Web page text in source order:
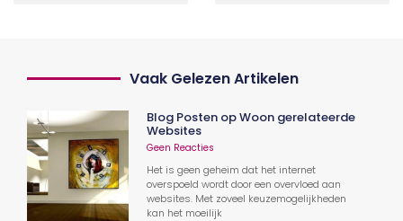
Vaak Gelezen Artikelen
Blog Posten op Woon gerelateerde
Websites
Geen Reacties
Het is geen geheim dat het internet
overspoeld wordt door een overvloed aan
websites. Met zoveel keuzemogelijkheden
kan het moeilijk